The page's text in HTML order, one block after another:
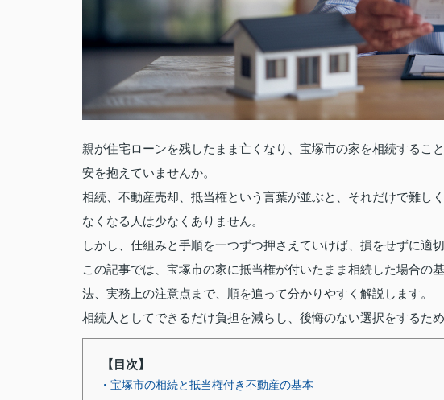
親が住宅ローンを残したまま亡くなり、宝塚市の家を相続するこ
安を抱えていませんか。
相続、不動産売却、抵当権という言葉が並ぶと、それだけで難し
なくなる人は少なくありません。
しかし、仕組みと手順を一つずつ押さえていけば、損をせずに適
この記事では、宝塚市の家に抵当権が付いたまま相続した場合の
法、実務上の注意点まで、順を追って分かりやすく解説します。
相続人としてできるだけ負担を減らし、後悔のない選択をするた
【目次】
・宝塚市の相続と抵当権付き不動産の基本